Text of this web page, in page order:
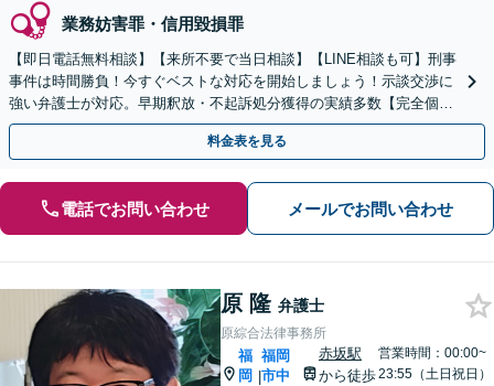
業務妨害罪・信用毀損罪
【即日電話無料相談】【来所不要で当日相談】【LINE相談も可】刑事
事件は時間勝負！今すぐベストな対応を開始しましょう！示談交渉に
強い弁護士が対応。早期釈放・不起訴処分獲得の実績多数【完全個
室】【天神南駅直結】
料金表を見る
電話でお問い合わせ メールでお問い合わせ
原 隆 弁護士
原綜合法律事務所
福
岡 |
福岡
市中
赤坂駅
から徒歩
営業時間：00:00~
23:55（土日祝日）